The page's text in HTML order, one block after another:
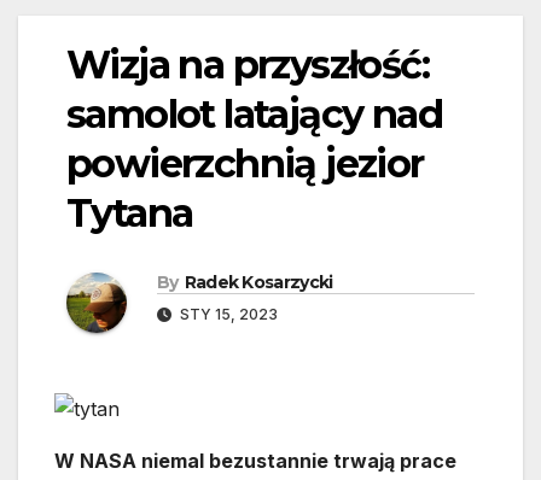
Wizja na przyszłość:
samolot latający nad
powierzchnią jezior
Tytana
By Radek Kosarzycki
STY 15, 2023
W NASA niemal bezustannie trwają prace